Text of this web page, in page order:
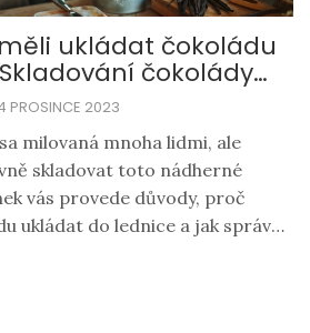
ukládat čokoládu
čokolády
PROSINCE 2023
milovaná mnoha lidmi, ale
skladovat toto nádherné
vás provede důvody, proč
ukládat do lednice a jak správně
skladování, vlivu teploty a